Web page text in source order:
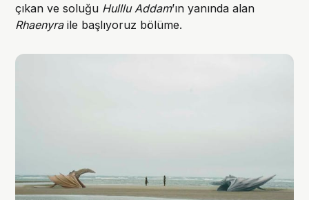
çıkan ve soluğu Hulllu Addam’ın yanında alan
Rhaenyraile başlıyoruz bölüme.